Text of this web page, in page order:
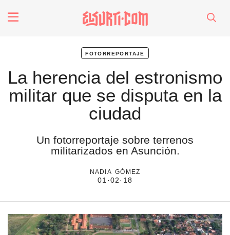
Futuros
Soberanas
Oligarquía
Despacio Sonoro
especiales
invasores vip
fotorreportaje
La herencia del estronismo
militar que se disputa en la
ciudad
Un fotorreportaje sobre terrenos
militarizados en Asunción.
nadia gómez
01·02·18